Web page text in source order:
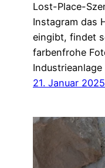
Lost-Place-
Instagram das
eingibt, findet
farbenfrohe
21. Januar 2025